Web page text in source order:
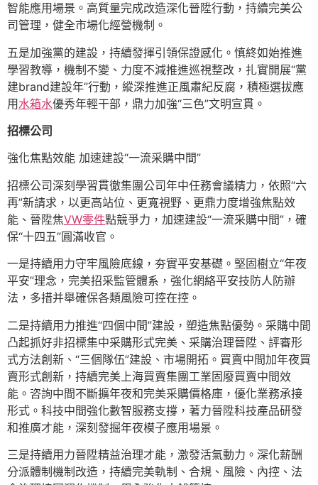
智能應用場景。高質量完成改造深化晉陞行動，持續完美公
司管理，健全市場化經營機制。
五是加強黨的建設，持續發揮引領保證感化。慎終如始推進
學習教導，機制不變、力度不減推進巡視整改，扎實開展“黨
建brand建設年”行動，縱深推進正風肅紀反腐，積極選拔應
用水箱水優秀年輕干部，鼎力加強“三色”文明宣貫。
招標公司
強化焦點效能 加速建設“一流采購中間”
招標公司深刻學習貫徹集團公司年中任務會議精力，依照“六
再”新請求，以更高站位、更寬視野、更鼎力度增強焦點效
能、晉陞焦VW零件點競爭力，加速建設“一流采購中間”，確
保“十四五”圓滿收官。
一是持續用力守牢風險底線，夯實平安基礎。堅固樹立“年夜
平安”理念，完美招采監管體系，強化網絡平安技防人防辦
法，多措并舉確保各類風險可控在控。
二是持續用力推進“四個中間”建設，塑造焦點優勢。采購中間
凸起抓好非招標集中采購形式完美、采購治理晉陞、評審形
式方法創新、“三個隊伍”建設、市場開拓。買賣中間加年夜買
賣形式創新，持續完美上海買賣集團工業固廢買賣中間效
能。咨詢中間不斷擴年夜和完美采購價格庫，優化業務承接
形式。科技中間強化數智服務支撐，著力晉陞科技產品研發
和推廣才能，深刻發掘年夜模子應用場景。
三是持續用力晉陞精益治理才能，激發活氣動力。深化薪酬
分派體制機制改造，持續完美軌制、合規、風險、內控、法